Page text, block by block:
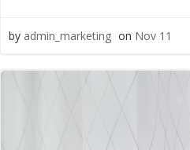
by admin_marketing on Nov 11